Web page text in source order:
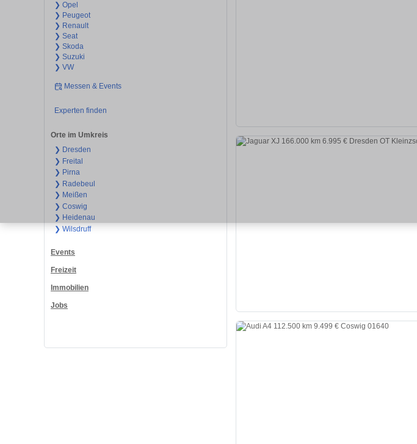
❯ Opel
❯ Peugeot
❯ Renault
❯ Seat
❯ Skoda
❯ Suzuki
❯ VW
Messen & Events
Experten finden
Orte im Umkreis
❯ Dresden
❯ Freital
❯ Pirna
❯ Radebeul
❯ Meißen
❯ Coswig
❯ Heidenau
❯ Wilsdruff
Events
Freizeit
Immobilien
Jobs